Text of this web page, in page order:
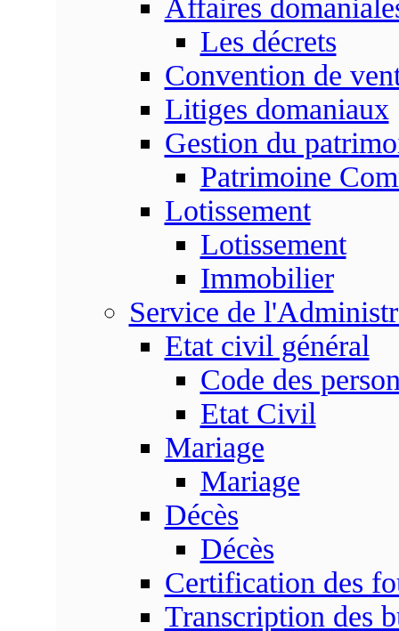
Affaires
Les décrets
Convention de
Litiges domaniaux
Gestion du
Patrimoine
Lotissement
Lotissement
Immobilier
Service de
Etat civil général
Code des
Etat Civil
Mariage
Mariage
Décès
Décès
Certification des
Transcription des